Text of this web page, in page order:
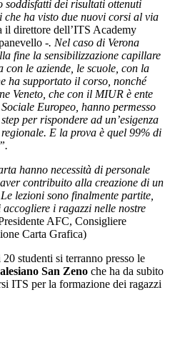
soddisfatti dei risultati ottenuti
ha visto due nuovi corsi al via
il direttore dell’ITS Academy
-. Nel caso di Verona
fine la sensibilizzazione capillare
le aziende, le scuole, con la
ha supportato il corso, nonché
Veneto, che con il MIUR è ente
Europeo, hanno permesso
per rispondere ad un’esigenza
E la prova è quel 99% di
hanno necessità di personale
contribuito alla creazione di un
lezioni sono finalmente partite,
i ragazzi nelle nostre
AFC, Consigliere
Carta Grafica)
studenti si terranno presso le
San Zeno che ha da subito
ITS per la formazione dei ragazzi